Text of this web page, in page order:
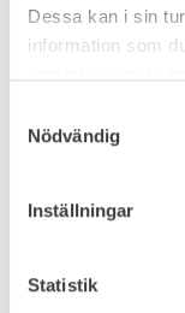
Dessa kan i sin
information som
Nödvändig
Inställningar
Statistik
Dämp- och
Medan
vid pålastning,
lösningarna
att minimera